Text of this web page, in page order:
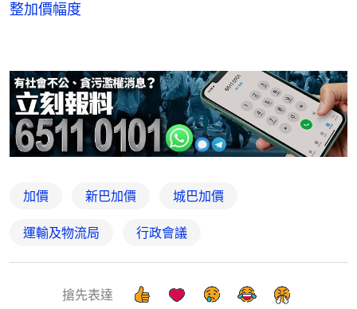
整加價幅度
加價 新巴加價 城巴加價
運輸及物流局 行政會議
搶先表達